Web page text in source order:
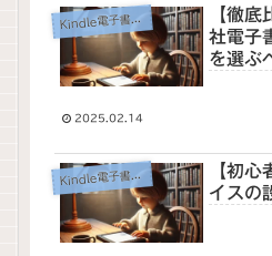
Kin dle電子書籍リーダー
【徹
社電子
を選ぶ
2025.02.14
Kin dle電子書籍リーダー
【初
イスの